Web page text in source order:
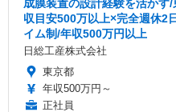
成膜装置の設計経験を活かす
収目安500万以上×完全週休2
イム制/年収500万円以上
日総工産株式会社
東京都
年収500万円～
正社員